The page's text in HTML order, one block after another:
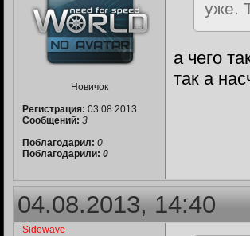
Новичок
Регистрация: 03.08.2013
Сообщений: 3
Поблагодарил: 0
Поблагодарили: 0
уже.
а чего
так а
04.08.2013, 14:40
Sidewave